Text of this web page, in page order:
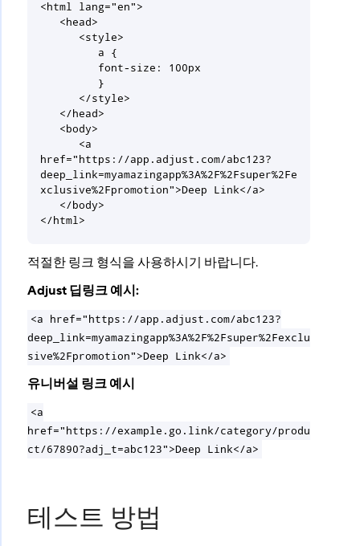
<html lang="en">
href="https://app.adjust.com/abc123?
deep_link=myamazingapp%3A%2F%2Fsuper%2Fe
xclusive%2Fpromotion">Deep Link</a>
</html>
적절한 링크 형식을 사용하시기 바랍니다.
Adjust 딥링크 예시:
<a href="https://app.adjust.com/abc123?
deep_link=myamazingapp%3A%2F%2Fsuper%2Fexclu
sive%2Fpromotion">Deep Link</a>
유니버설 링크 예시
<a
href="https://example.go.link/category/produ
ct/67890?adj_t=abc123">Deep Link</a>
테스트 방법